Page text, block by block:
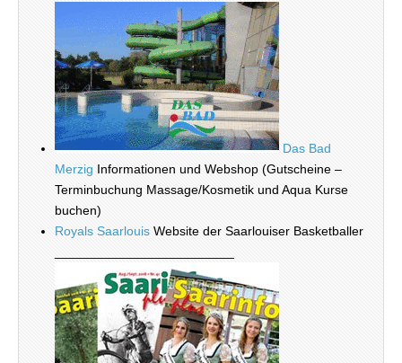
Das Bad
Merzig Informationen und Webshop (Gutscheine –
Terminbuchung Massage/Kosmetik und Aqua Kurse
buchen)
Royals Saarlouis Website der Saarlouiser Basketballer